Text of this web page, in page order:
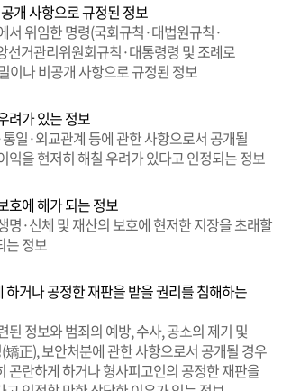
개 사항으로 규정된 정보
서 위임한 명령(국회규칙·대법원규칙·
선거관리위원회규칙·대통령령 및 조례로
이나 비공개 사항으로 규정된 정보
려가 있는 정보
일·외교관계 등에 관한 사항으로서 공개될
익을 현저히 해칠 우려가 있다고 인정되는 정보
호에 해가 되는 정보
명·신체 및 재산의 보호에 현저한 지장을 초래할
는 정보
하거나 공정한 재판을 받을 권리를 침해하는
된 정보와 범죄의 예방, 수사, 공소의 제기 및
矯正), 보안처분에 관한 사항으로서 공개될 경우
곤란하게 하거나 형사피고인의 공정한 재판을